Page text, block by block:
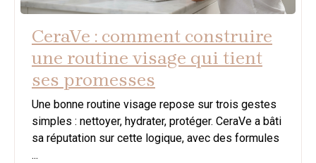
CeraVe : comment construire
une routine visage qui tient
ses promesses
Une bonne routine visage repose sur trois gestes
simples : nettoyer, hydrater, protéger. CeraVe a bâti
sa réputation sur cette logique, avec des formules
...